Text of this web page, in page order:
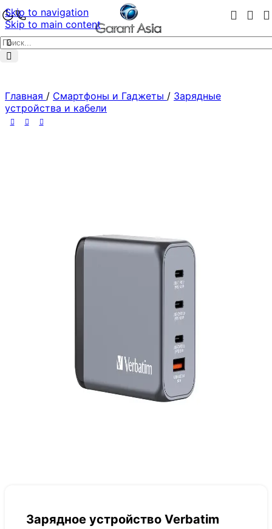
Skip to navigation
Skip to main content
Главная / Смартфоны и Гаджеты / Зарядные
устройства и кабели
Зарядное устройство Verbatim